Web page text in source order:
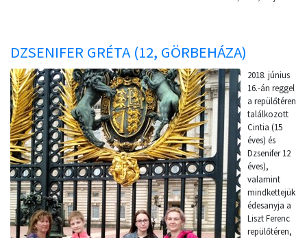
DZSENIFER GRÉTA (12, GÖRBEHÁZA)
2018. június
16.-án reggel
a repülőtéren
találkozott
Cintia (15
éves) és
Dzsenifer 12
éves),
valamint
mindkettejük
édesanyja a
Liszt Ferenc
repülőtéren,